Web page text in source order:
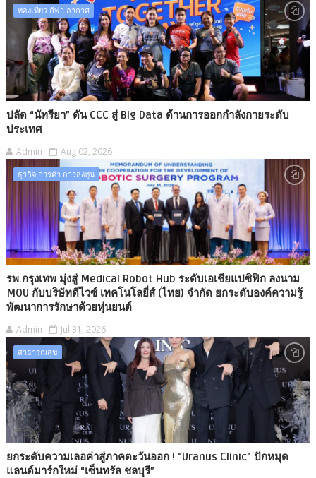
ท่องเที่ยว กีฬา อากาศ
ปลัด “นัทรียา” ดัน CCC สู่ Big Data ด้านการออกกำลังกายระดับ
ประเทศ
Admin Aug 02, 2026
ธุรกิจ การค้า การลงทุน
รพ.กรุงเทพ มุ่งสู่ Medical Robot Hub ระดับเอเชียแปซิฟิก ลงนาม
MOU กับบริษัทดีไวซ์ เทคโนโลยี่ส์ (ไทย) จำกัด ยกระดับองค์ความรู้
พัฒนาการรักษาด้วยหุ่นยนต์
Admin Jul 31, 2026
สาธารณสุข
ยกระดับความเลอค่าสู่ภาคตะวันออก ! “Uranus Clinic” ปักหมุด
แลนด์มาร์กใหม่ “เซ็นทรัล ชลบุรี”